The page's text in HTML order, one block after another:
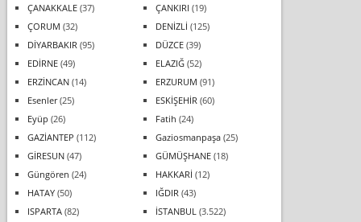
ÇANAKKALE(37) ÇANKIRI (19)
ÇORUM (32) DENİZLİ (125)
DİYARBAKIR (95) DÜZCE(39)
EDİRNE(49) ELAZIĞ(52)
ERZİNCAN(14) ERZURUM (91)
Esenler(25) ESKİŞEHİR (60)
Eyüp (26) Fatih (24)
GAZİANTEP (112) Gaziosmanpaşa(25)
GİRESUN(47) GÜMÜŞHANE(18)
Güngören (24) HAKKARİ (12)
HATAY(50) IĞDIR (43)
ISPARTA(82) İSTANBUL (3.522)